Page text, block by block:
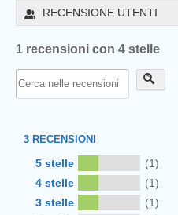
RECENSIONE UTENTI
1 recensioni con 4 stelle
3 RECENSIONI
5 stelle
(1)
4 stelle
(1)
3 stelle
(1)